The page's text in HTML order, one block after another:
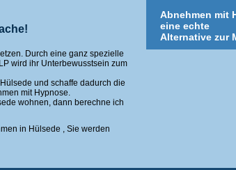
Durch eine ganz spezielle
wird ihr Unterbewusstsein zum
und schaffe dadurch die
mit Hypnose.
wohnen, dann berechne ich
in Hülsede , Sie werden
Abnehmen mit
eine echte
Alternative zur